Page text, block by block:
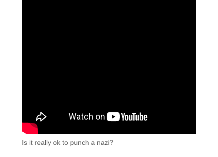
Is it really ok to punch a nazi?